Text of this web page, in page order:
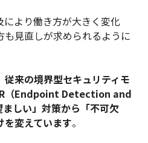
より働き方が大きく変化
も見直しが求められるように
従来の境界型セキュリティモ
（Endpoint Detection and
しい」対策から「不可欠
を変えています。